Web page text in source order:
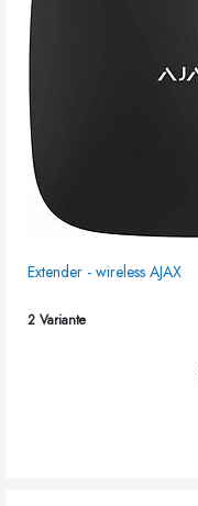
Extender - wireless AJAX
2 Variante